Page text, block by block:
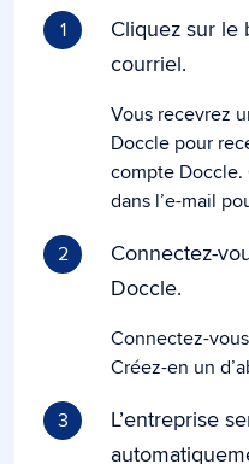
1
Cliquez sur le
courriel.
Vous recevrez
Doccle pour
compte
dans l’e-mail
2
Connectez-
Doccle.
Connectez-
Créez-en un
3
L’entreprise